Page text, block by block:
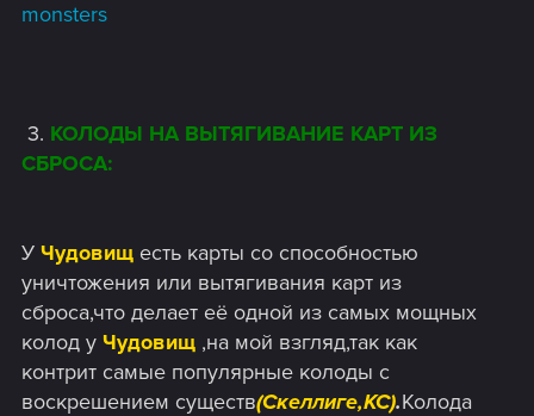
monsters
​ 3. КОЛОДЫ НА ВЫТЯГИВАНИЕ КАРТ ИЗ
СБРОСА:
У Чудовищ есть карты со способностью
уничтожения или вытягивания карт из
сброса,что делает её одной из самых мощных
колод у Чудовищ ,на мой взгляд,так как
контрит самые популярные колоды с
воскрешением существ(Скеллиге,КС).Колода